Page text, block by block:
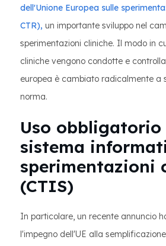
dell'Unione Europea sulle
CTR), un importante sviluppo nel
sperimentazioni cliniche. Il modo in
cliniche vengono condotte e
europea è cambiato radicalmente a
norma.
Uso obbligatorio
sistema
sperimentazioni
(CTIS)
In particolare, un recente annuncio
l'impegno dell'UE alla